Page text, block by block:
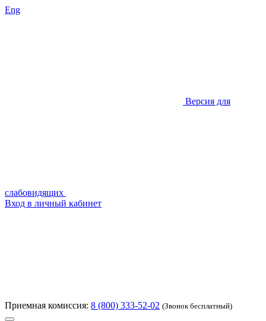
Eng
Версия для
слабовидящих
Вход в личный кабинет
Приемная комиссия: 8 (800) 333-52-02 (Звонок бесплатный)